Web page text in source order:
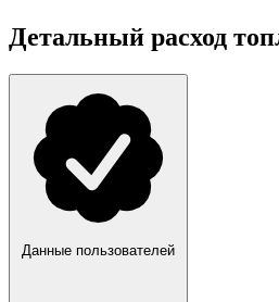
Детальный расход
Данные пользователей